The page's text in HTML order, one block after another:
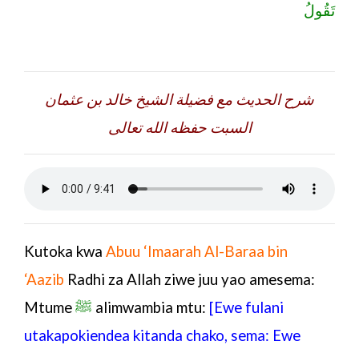
تَقُولُ
شرح الحديث مع فضيلة الشيخ خالد بن عثمان
السبت حفظه الله تعالى
Kutoka kwa Abuu ‘Imaarah Al-Baraa bin
‘Aazib Radhi za Allah ziwe juu yao amesema:
Mtumeﷺ alimwambia mtu: [Ewe fulani
utakapokiendea kitanda chako, sema: Ewe